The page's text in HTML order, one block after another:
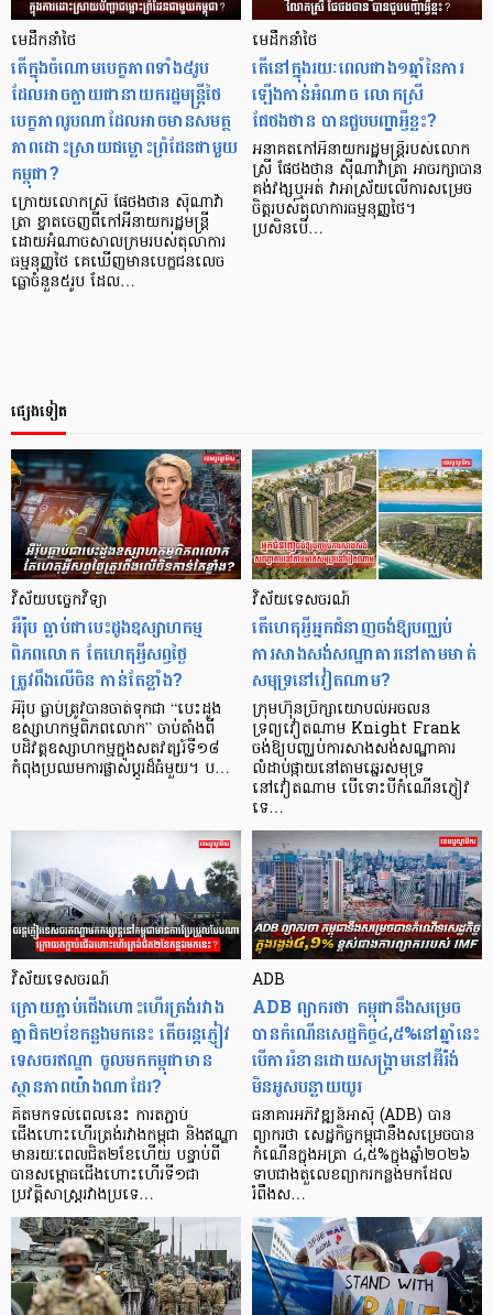
មេដឹកនាំថៃ
តើក្នុងចំណោមបេក្ខភាពទាំង៥រូប
ដែលអាចក្លាយជានាយករដ្ឋមន្ត្រីថៃ
បេក្ខភាពរូបណាដែលអាចមានសមត្ថ
ភាពដោះស្រាយជម្លោះព្រំដែនជាមួយ
កម្ពុជា?
ក្រោយលោកស្រី ផៃថងថាន ស៊ីណាវ៉ា
ត្រា ខ្ទាតចេញពីកៅអីនាយករដ្ឋមន្ត្រី
ដោយអំណាចសាលក្រមរបស់តុលាការ
ធម្មនុញ្ញថៃ គេឃើញមានបេក្ខជនលេច
ធ្លោចំនួន៥រូប ដែល…
មេដឹកនាំថៃ
តើនៅក្នុងរយៈពេលជាង១ឆ្នាំនៃការ
ឡើងកាន់អំណាច លោកស្រី
ផែថងថាន បានជួបបញ្ហាអ្វីខ្លះ?
អនាគតកៅអីនាយករដ្ឋមន្រ្តីរបស់លោក
ស្រី ផែថងថាន ស៊ីណាវ៉ាត្រា អាចរក្សាបាន
គង់វង្សឬអត់ វាអាស្រ័យលើការសម្រេច
ចិត្តរបស់តុលាការធម្មនុញ្ញថៃ។
ប្រសិនបើ…
ផ្សេងទៀត
វិស័យបច្ចេកវិទ្យា
អឺរ៉ុប ធ្លាប់ជាបេះដូងឧស្សាហកម្ម
ពិភពលោក តែហេតុអ្វីសព្វថ្ងៃ
ត្រូវពឹងលើចិន កាន់តែខ្លាំង?
អឺរ៉ុប ធ្លាប់ត្រូវបានចាត់ទុកជា “បេះដូង
ឧស្សាហកម្មពិភពលោក” ចាប់តាំងពី
បដិវត្តឧស្សាហកម្មក្នុងសតវត្សរ៍ទី១៨
កំពុងប្រឈមការផ្លាស់ប្តូរដ៏ធំមួយ។ ប…
វិស័យទេសចរណ៍
តើហេតុអ្វីអ្នកជំនាញចង់ឱ្យបញ្ឈប់
ការសាងសង់សណ្ឋាគារនៅតាមមាត់
សមុទ្រនៅវៀតណាម?
ក្រុមហ៊ុនប្រឹក្សាយោបល់អចលន
ទ្រព្យវៀតណាម Knight Frank
ចង់ឱ្យបញ្ឈប់ការសាងសង់សណ្ឋាគារ
លំដាប់ផ្កាយនៅតាមឆ្នេរសមុទ្រ
នៅវៀតណាម បើទោះបីកំណើនភ្ញៀវ
ទេ…
វិស័យទេសចរណ៍
ក្រោយភ្ជាប់ជើងហោះហើរត្រង់រវាង
គ្នាជិត២ខែកន្លងមកនេះ តើចរន្តភ្ញៀវ
ទេសចរឥណ្ឌា ចូលមកកម្ពុជាមាន
ស្ថានភាពយ៉ាងណាដែរ?
គិតមកទល់ពេលនេះ ការតភ្ជាប់
ជើងហោះហើរត្រង់រវាងកម្ពុជា និងឥណ្ឌា
មានរយៈពេលជិត២ខែហើយ បន្ទាប់ពី
បានសម្ពោធជើងហោះហើរទី១ជា
ប្រវត្តិសាស្ត្ររវាងប្រទេ…
ADB
ADB ព្យាករថា កម្ពុជានឹងសម្រេច
បានកំណើនសេដ្ឋកិច្ច៤,៥%នៅឆ្នាំនេះ
បើការរំខានដោយសង្គ្រាមនៅអ៊ីរ៉ង់
មិនអូសបន្លាយយូរ
ធនាគារអភិវឌ្ឍន៍អាស៊ី (ADB) បាន
ព្យាករថា សេដ្ឋកិច្ចកម្ពុជានឹងសម្រេចបាន
កំណើនក្នុងអត្រា ៤,៥%ក្នុងឆ្នាំ២០២៦
ទាបជាងតួលេខព្យាករកន្លងមកដែល
រំពឹងស…